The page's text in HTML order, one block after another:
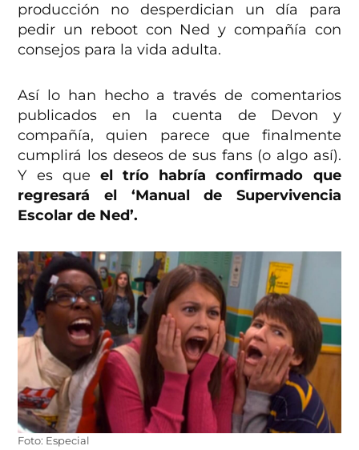
producción no desperdician un día para
pedir un reboot con Ned y compañía con
consejos para la vida adulta.
Así lo han hecho a través de comentarios
publicados en la cuenta de Devon y
compañía, quien parece que finalmente
cumplirá los deseos de sus fans (o algo así).
Y es que el trío habría confirmado que
regresará el ‘Manual de Supervivencia
Escolar de Ned’.
Foto: Especial